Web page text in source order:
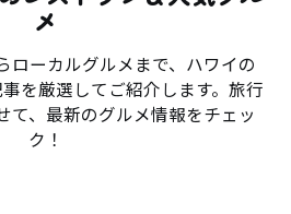
メ
ローカルグルメまで、ハワイの
事を厳選してご紹介します。旅行
て、最新のグルメ情報をチェッ
ク！